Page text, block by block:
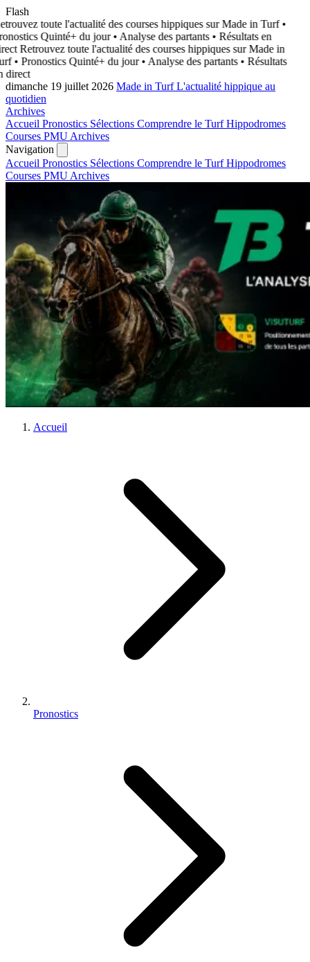
Flash
toute l'actualité des courses hippiques sur Made in Turf •
Quinté+ du jour • Analyse des partants • Résultats en
Retrouvez toute l'actualité des courses hippiques sur Made in
• Pronostics Quinté+ du jour • Analyse des partants • Résultats
direct
dimanche 19 juillet 2026 Made in TurfL'actualité hippique au
quotidien
Archives
Accueil Pronostics Sélections Comprendre le TurfHippodromes
Courses PMU Archives
Navigation
Accueil Pronostics Sélections Comprendre le TurfHippodromes
Courses PMU Archives
Accueil
Pronostics